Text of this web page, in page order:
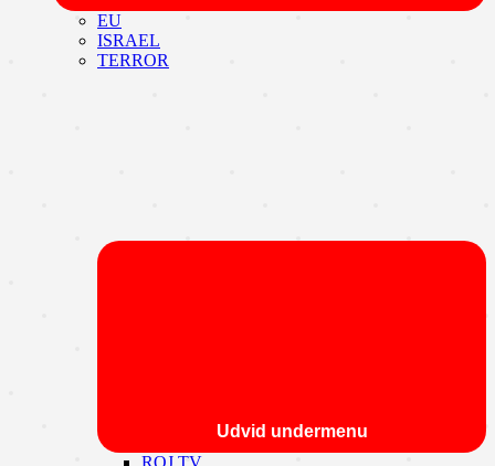
EU
ISRAEL
TERROR
Udvid undermenu
ROJ TV